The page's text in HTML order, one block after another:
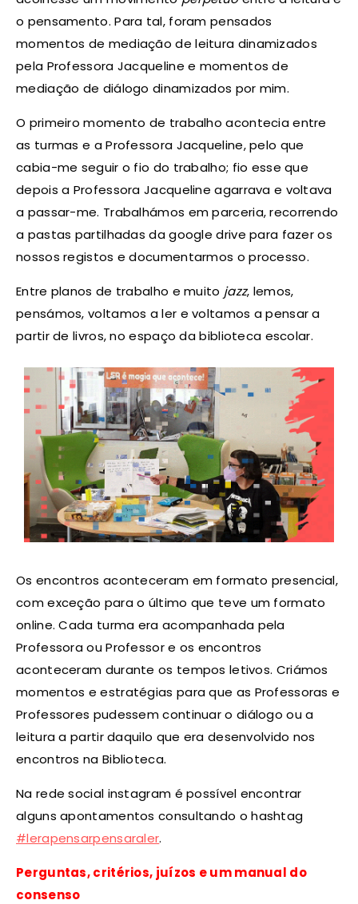
o pensamento. Para tal, foram pensados
momentos de mediação de leitura dinamizados
pela Professora Jacqueline e momentos de
mediação de diálogo dinamizados por mim.
O primeiro momento de trabalho acontecia entre
as turmas e a Professora Jacqueline, pelo que
cabia-me seguir o fio do trabalho; fio esse que
depois a Professora Jacqueline agarrava e voltava
a passar-me. Trabalhámos em parceria, recorrendo
a pastas partilhadas da google drive para fazer os
nossos registos e documentarmos o processo.
Entre planos de trabalho e muito jazz, lemos,
pensámos, voltamos a ler e voltamos a pensar a
partir de livros, no espaço da biblioteca escolar.
Os encontros aconteceram em formato presencial,
com exceção para o último que teve um formato
online. Cada turma era acompanhada pela
Professora ou Professor e os encontros
aconteceram durante os tempos letivos. Criámos
momentos e estratégias para que as Professoras e
Professores pudessem continuar o diálogo ou a
leitura a partir daquilo que era desenvolvido nos
encontros na Biblioteca.
Na rede social instagram é possível encontrar
alguns apontamentos consultando o hashtag
#lerapensarpensaraler.
Perguntas, critérios, juízos e um manual do
consenso